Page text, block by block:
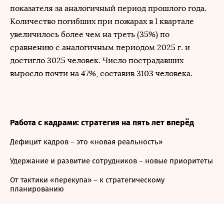
показателя за аналогичный период прошлого года.
Количество погибших при пожарах в I квартале
увеличилось более чем на треть (35%) по
сравнению с аналогичным периодом 2025 г. и
достигло 3025 человек. Число пострадавших
выросло почти на 47%, составив 3103 человека.
Работа с кадрами: стратегия на пять лет вперёд
Дефицит кадров – это «новая реальность»
Удержание и развитие сотрудников – новые приоритеты
От тактики «перекупа» – к стратегическому
планированию